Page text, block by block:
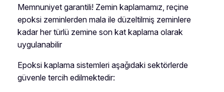
Memnuniyet garantili! Zemin kaplamamız, reçine
epoksi zeminlerden mala ile düzeltilmiş zeminlere
kadar her türlü zemine son kat kaplama olarak
uygulanabilir
Epoksi kaplama sistemleri aşağıdaki sektörlerde
güvenle tercih edilmektedir: